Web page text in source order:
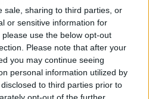
sale, sharing to third parties, or
or sensitive information for
use the below opt-out
Please note that after your
you may continue seeing
personal information utilized by
to third parties prior to